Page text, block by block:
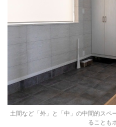
土間など「外」と「中」の中間的スペ
ることも